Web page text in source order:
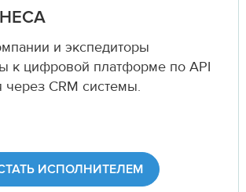
и экспедиторы
к цифровой платформе по API
CRM системы.
ИСПОЛНИТЕЛЕМ